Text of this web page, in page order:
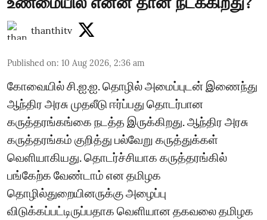
thanthitv
Published on: 10 Aug 2026, 2:36 am
கோவையில் சி.ஐ.ஐ. தொழில் அமைப்புடன் இணைந்து
ஆந்திர அரசு முதலீடு ஈர்ப்பது தொடர்பான
கருத்தரங்கங்கை நடத்த இருக்கிறது. ஆந்திர அரசு
கருத்தரங்கம் குறித்து பல்வேறு கருத்துக்கள்
வெளியாகியது. தொடர்ச்சியாக கருத்தரங்கில்
பங்கேற்க வேண்டாம் என தமிழக
தொழில்துறையினருக்கு அழைப்பு
விடுக்கப்பட்டிருப்பதாக வெளியான தகவலை தமிழக